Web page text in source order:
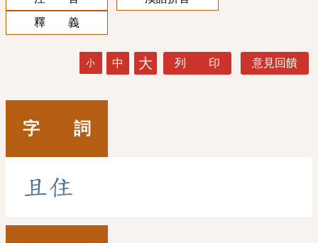
釋 義
小 中 大 列 印 意見回饋
字 詞
且住